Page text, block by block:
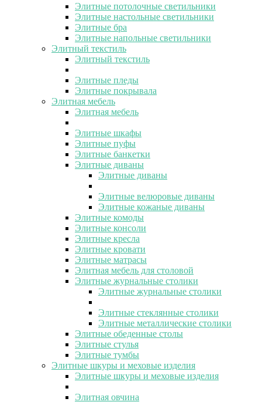
Элитные потолочные светильники
Элитные настольные светильники
Элитные бра
Элитные напольные светильники
Элитный текстиль
Элитный текстиль
Элитные пледы
Элитные покрывала
Элитная мебель
Элитная мебель
Элитные шкафы
Элитные пуфы
Элитные банкетки
Элитные диваны
Элитные диваны
Элитные велюровые диваны
Элитные кожаные диваны
Элитные комоды
Элитные консоли
Элитные кресла
Элитные кровати
Элитные матрасы
Элитная мебель для столовой
Элитные журнальные столики
Элитные журнальные столики
Элитные стеклянные столики
Элитные металлические столики
Элитные обеденные столы
Элитные стулья
Элитные тумбы
Элитные шкуры и меховые изделия
Элитные шкуры и меховые изделия
Элитная овчина